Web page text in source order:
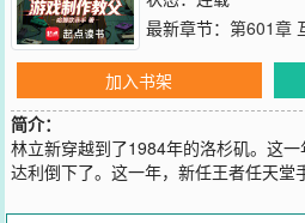
最新章节： 第601章
加入书架
简介：
林立新穿越到了1984年的洛杉矶。这
达利倒下了。这一年，新任王者任天堂